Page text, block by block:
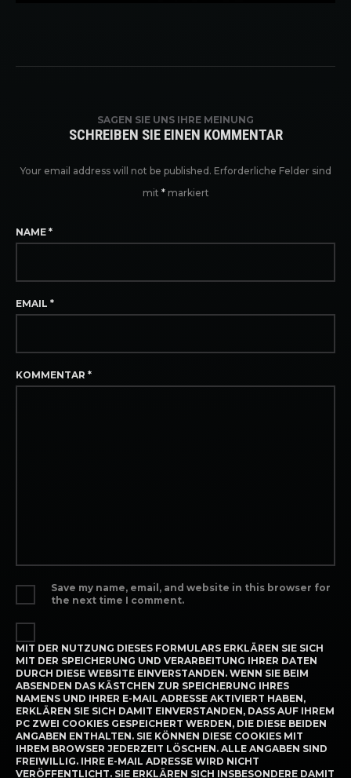
SAGEN SIE UNS IHRE MEINUNG
SCHREIBEN SIE EINEN KOMMENTAR
Your email address will not be published. Erforderliche Felder sind
mit *markiert
NAME *
EMAIL *
KOMMENTAR *
Save my name, email, and website in this browser for
the next time I comment.
MIT DER NUTZUNG DIESES FORMULARS ERKLÄREN SIE SICH
MIT DER SPEICHERUNG UND VERARBEITUNG IHRER DATEN
DURCH DIESE WEBSITE EINVERSTANDEN. WENN SIE BEIM
ABSENDEN DAS KÄSTCHEN ZUR SPEICHERUNG IHRES
NAMENS UND IHRER E-MAIL ADRESSE AKTIVIERT HABEN,
ERKLÄREN SIE SICH DAMIT EINVERSTANDEN, DASS AUF IHREM
PC ZWEI COOKIES GESPEICHERT WERDEN, DIE DIESE BEIDEN
ANGABEN ENTHALTEN. SIE KÖNNEN DIESE COOKIES MIT
IHREM BROWSER JEDERZEIT LÖSCHEN. ALLE ANGABEN SIND
FREIWILLIG. IHRE E-MAIL ADRESSE WIRD NICHT
VERÖFFENTLICHT. SIE ERKLÄREN SICH INSBESONDERE DAMIT